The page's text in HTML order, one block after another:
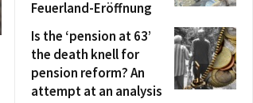
Feuerland-Eröffnung
Is the ‘pension at 63’
the death knell for
pension reform? An
attempt at an analysis